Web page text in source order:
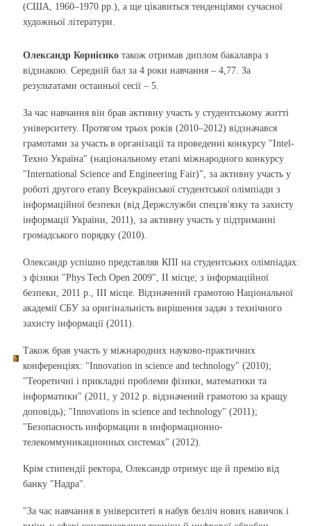
(США, 1960–1970 рр.), а ще цікавиться тенденціями сучасної
художньої літератури.
Олександр Корнієнко також отримав диплом бакалавра з
відзнакою. Середній бал за 4 роки навчання – 4,77. За
результатами останньої сесії – 5.
За час навчання він брав активну участь у студентському житті
університету. Протягом трьох років (2010–2012) відзначався
грамотами за участь в організації та проведенні конкурсу "Intel-
Техно Україна" (національному етапі міжнародного конкурсу
"International Science and Engineering Fair)", за активну участь у
роботі другого етапу Всеукраїнської студентської олімпіади з
інформаційної безпеки (від Держслужби спецзв'язку та захисту
інформації України, 2011), за активну участь у підтриманні
громадського порядку (2010).
Олександр успішно представляв КПІ на студентських олімпіадах:
з фізики "Phys Tech Open 2009", ІІ місце; з інформаційної
безпеки, 2011 р., ІІІ місце. Відзначений грамотою Національної
академії СБУ за оригінальність вирішення задач з технічного
захисту інформації (2011).
Також брав участь у міжнародних науково-практичних
конференціях: "Innovation in science and technology" (2010);
"Теоретичні і прикладні проблеми фізики, математики та
інформатики" (2011, у 2012 р. відзначений грамотою за кращу
доповідь); "Innovations in science and technology" (2011);
"Безопасность информации в информационно-
телекоммуникационных системах" (2012).
Крім стипендії ректора, Олександр отримує ще й премію від
банку "Надра".
"За час навчання в університеті я набув безліч нових навичок і